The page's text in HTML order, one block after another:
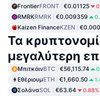
FrontierFRONT €0.01125
RMRKRMRK €0.009359
Kaizen FinanceKZEN
Τα
μεγαλύτερη
ΜπιτκόινBTC €56,115.74
ΕθέριουμETH €1,660.50
ΣολάναSOL €63.64 0.88%